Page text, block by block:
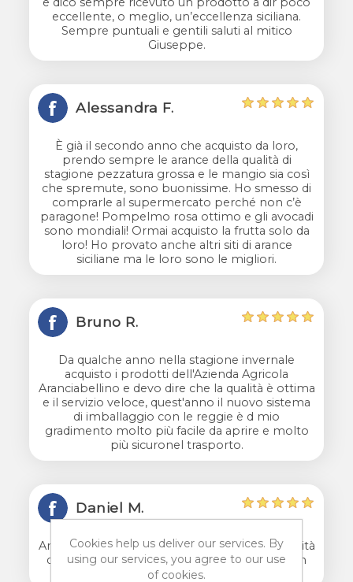
eccellente, o meglio, un’eccellenza siciliana.
Sempre puntuali e gentili saluti al mitico
Giuseppe.
Alessandra F.
È già il secondo anno che acquisto da loro,
prendo sempre le arance della qualità di
stagione pezzatura grossa e le mangio sia così
che spremute, sono buonissime. Ho smesso di
comprarle al supermercato perché non c’è
paragone! Pompelmo rosa ottimo e gli avocadi
sono mondiali! Ormai acquisto la frutta solo da
loro! Ho provato anche altri siti di arance
siciliane ma le loro sono le migliori.
Bruno R.
Da qualche anno nella stagione invernale
acquisto i prodotti dell'Azienda Agricola
Aranciabellino e devo dire che la qualità è ottima
e il servizio veloce, quest'anno il nuovo sistema
di imballaggio con le reggie è d mio
gradimento molto più facile da aprire e molto
più sicuronel trasporto.
Daniel M.
Arrivate oggi le arance!!! imballo perfetto, qualità
del prodotto super e gentilissimi nel farmi un
omaggio.
Cookies help us deliver our services. By
using our services, you agree to our use
of cookies.